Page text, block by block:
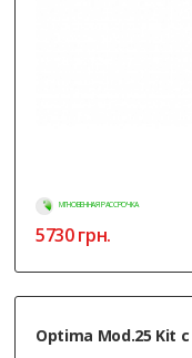
МГНОВЕННАЯ РАССРОЧКА
5730грн.
Optima Mod.25 Kit